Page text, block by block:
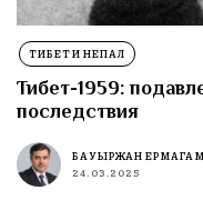
ТИБЕТ И НЕПАЛ
Тибет-1959:
последствия
БАУЫРЖАН
24.03.2025